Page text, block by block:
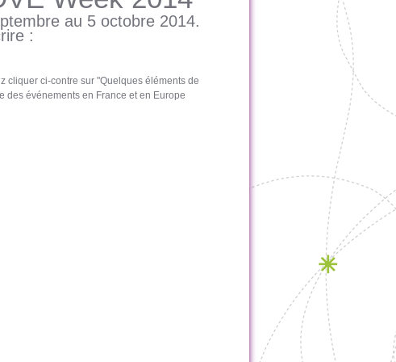
au 5 octobre 2014.
:
cliquer ci-contre sur "Quelques éléments de
des événements en France et en Europe